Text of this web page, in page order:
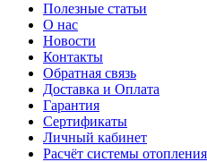
Полезные статьи
О нас
Новости
Контакты
Обратная связь
Доставка и Оплата
Гарантия
Сертификаты
Личный кабинет
Расчёт системы